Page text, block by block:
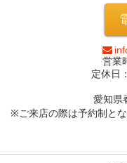
営業
定休日
愛知県
※ご来店の際は予約制と